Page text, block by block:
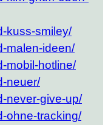
kuss-smiley/
malen-ideen/
mobil-hotline/
neuer/
never-give-up/
ohne-tracking/